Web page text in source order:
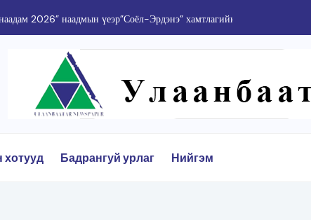
2026” наадмын үеэр”Соёл-Эрдэнэ” хамтлагийн 55...
хотууд Бадрангуй урлаг Нийгэм